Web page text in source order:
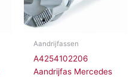
Aandrijfassen
A4254102206
Aandrijfas Mercedes